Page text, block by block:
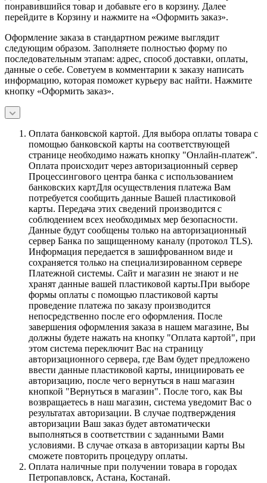
понравившийся товар и добавьте его в корзину. Далее
перейдите в Корзину и нажмите на «Оформить заказ».
Оформление заказа в стандартном режиме выглядит
следующим образом. Заполняете полностью форму по
последовательным этапам: адрес, способ доставки, оплаты,
данные о себе. Советуем в комментарии к заказу написать
информацию, которая поможет курьеру вас найти. Нажмите
кнопку «Оформить заказ».
Оплата банковской картой. Для выбора оплаты товара с
помощью банковской карты на соответствующей
странице необходимо нажать кнопку "Онлайн-платеж".
Оплата происходит через авторизационный сервер
Процессингового центра банка с использованием
банковских картДля осуществления платежа Вам
потребуется сообщить данные Вашей пластиковой
карты. Передача этих сведений производится с
соблюдением всех необходимых мер безопасности.
Данные будут сообщены только на авторизационный
сервер Банка по защищенному каналу (протокол TLS).
Информация передается в зашифрованном виде и
сохраняется только на специализированном сервере
Платежной системы. Сайт и магазин не знают и не
хранят данные вашей пластиковой карты.При выборе
формы оплаты с помощью пластиковой карты
проведение платежа по заказу производится
непосредственно после его оформления. После
завершения оформления заказа в нашем магазине, Вы
должны будете нажать на кнопку "Оплата картой", при
этом система переключит Вас на страницу
авторизационного сервера, где Вам будет предложено
ввести данные пластиковой карты, инициировать ее
авторизацию, после чего вернуться в наш магазин
кнопкой "Вернуться в магазин". После того, как Вы
возвращаетесь в наш магазин, система уведомит Вас о
результатах авторизации. В случае подтверждения
авторизации Ваш заказ будет автоматически
выполняться в соответствии с заданными Вами
условиями. В случае отказа в авторизации карты Вы
сможете повторить процедуру оплаты.
Оплата наличные при получении товара в городах
Петропавловск, Астана, Костанай.